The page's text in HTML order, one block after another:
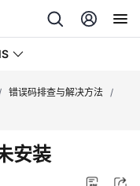
错误码排查与解决方法 /
安装